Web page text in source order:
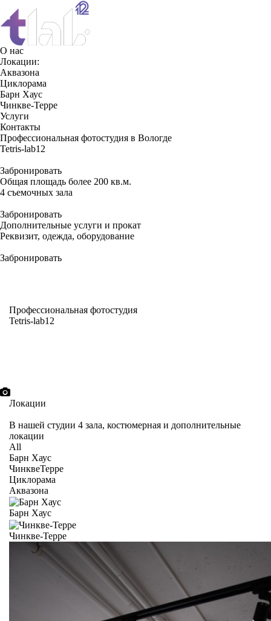
О нас
Локации:
Аквазона
Циклорама
Барн Хаус
Чинкве-Терре
Услуги
Контакты
Профессиональная фотостудия в Вологде
Tetris-lab12
Забронировать
Общая площадь более 200 кв.м.
4 съемочных зала
Забронировать
Дополнительные услуги и прокат
Реквизит, одежда, оборудование
Забронировать
Профессиональная фотостудия
Tetris-lab12
Локации
В нашей студии 4 зала, костюмерная и дополнительные
локации
All
Барн Хаус
ЧинквеТерре
Циклорама
Аквазона
Барн Хаус
Чинкве-Терре